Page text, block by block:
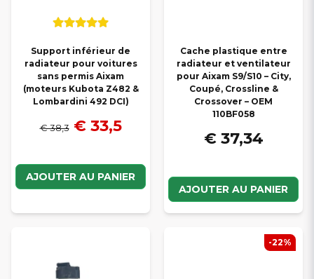
Support inférieur de
radiateur pour voitures
sans permis Aixam
(moteurs Kubota Z482 &
Lombardini 492 DCI)
€ 38,3 € 33,5
AJOUTER AU PANIER
Cache plastique entre
radiateur et ventilateur
pour Aixam S9/S10 – City,
Coupé, Crossline &
Crossover – OEM
110BF058
€ 37,34
AJOUTER AU PANIER
-22%